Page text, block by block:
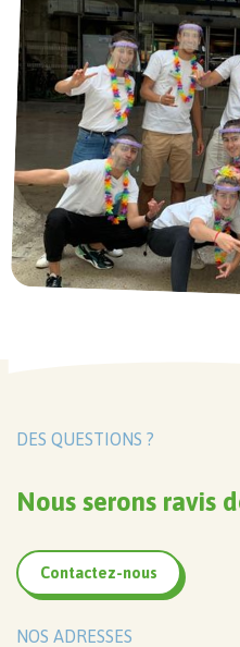
DES QUESTIONS ?
Nous serons ravis
Contactez-nous
NOS ADRESSES